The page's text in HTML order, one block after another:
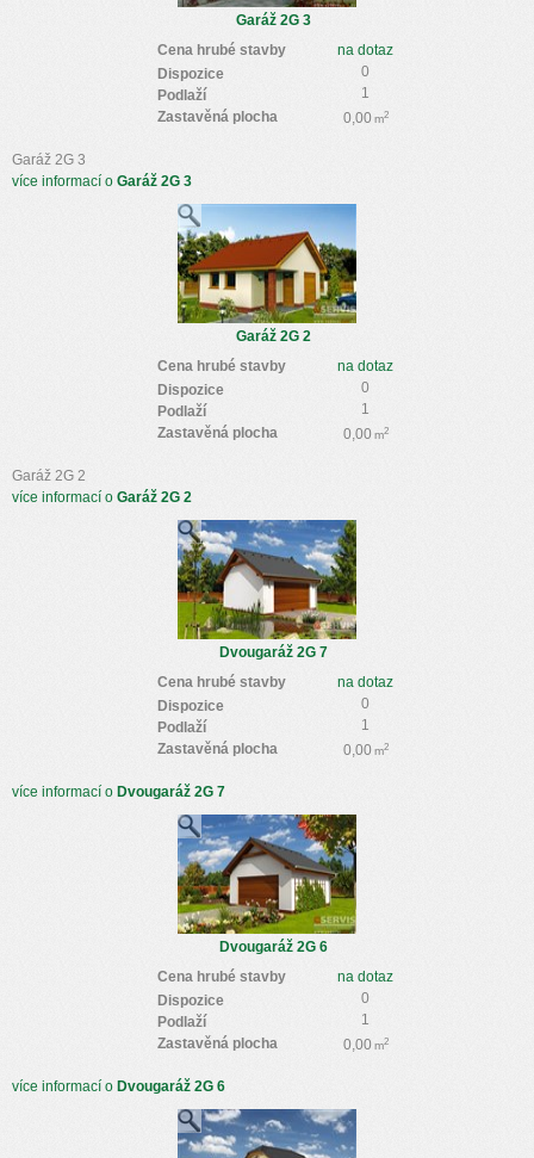
Garáž 2G 3
na dotaz
Cena hrubé stavby
0
Dispozice
1
Podlaží
0,00 m2
Zastavěná plocha
Garáž 2G 3
více informací o Garáž 2G 3
Garáž 2G 2
na dotaz
Cena hrubé stavby
0
Dispozice
1
Podlaží
0,00 m2
Zastavěná plocha
Garáž 2G 2
více informací o Garáž 2G 2
Dvougaráž 2G 7
na dotaz
Cena hrubé stavby
0
Dispozice
1
Podlaží
0,00 m2
Zastavěná plocha
více informací o Dvougaráž 2G 7
Dvougaráž 2G 6
na dotaz
Cena hrubé stavby
0
Dispozice
1
Podlaží
0,00 m2
Zastavěná plocha
více informací o Dvougaráž 2G 6